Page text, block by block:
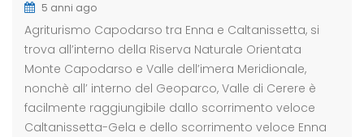
5 anni ago
Agriturismo Capodarso tra Enna e Caltanissetta, si
trova all’interno della Riserva Naturale Orientata
Monte Capodarso e Valle dell’imera Meridionale,
nonchè all’ interno del Geoparco, Valle di Cerere è
facilmente raggiungibile dallo scorrimento veloce
Caltanissetta-Gela e dello scorrimento veloce Enna